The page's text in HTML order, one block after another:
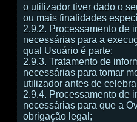
o utilizador tiver dado o
ou mais finalidades
2.9.2. Processamento de
necessárias para a
qual Usuário é parte;
2.9.3. Tratamento de
necessárias para tomar
utilizador antes de
2.9.4. Processamento de
necessárias para que a
obrigação legal;